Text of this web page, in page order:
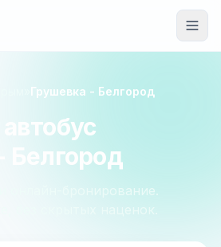
Грушевка - Белгород
Белгород
онлайн-бронирование.
без скрытых наценок.